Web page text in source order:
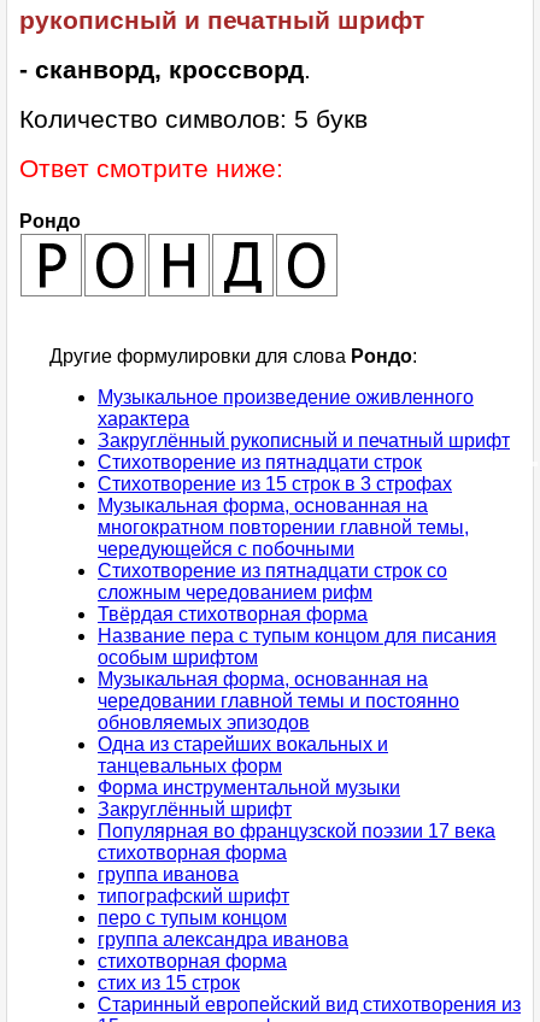
рукописный и печатный шрифт
- сканворд, кроссворд.
Количество символов: 5 букв
Ответ смотрите ниже:
Рондо
Другие формулировки для слова Рондо:
Музыкальное произведение оживленного
характера
Закруглённый рукописный и печатный шрифт
Стихотворение из пятнадцати строк
Стихотворение из 15 строк в 3 строфах
Музыкальная форма, основанная на
многократном повторении главной темы,
чередующейся с побочными
Стихотворение из пятнадцати строк со
сложным чередованием рифм
Твёрдая стихотворная форма
Название пера с тупым концом для писания
особым шрифтом
Музыкальная форма, основанная на
чередовании главной темы и постоянно
обновляемых эпизодов
Одна из старейших вокальных и
танцевальных форм
Форма инструментальной музыки
Закруглённый шрифт
Популярная во французской поэзии 17 века
стихотворная форма
группа иванова
типографский шрифт
перо с тупым концом
группа александра иванова
стихотворная форма
стих из 15 строк
Старинный европейский вид стихотворения из